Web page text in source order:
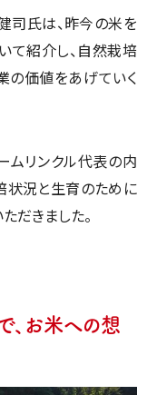
司氏は、昨今の米を
て紹介し、自然栽培
の価値をあげていく
ムリンクル代表の内
状況と生育のために
だきました。
、お米への想